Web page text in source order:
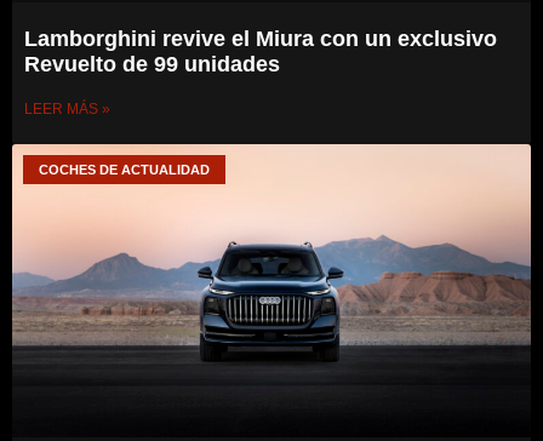
Lamborghini revive el Miura con un exclusivo
Revuelto de 99 unidades
LEER MÁS »
COCHES DE ACTUALIDAD